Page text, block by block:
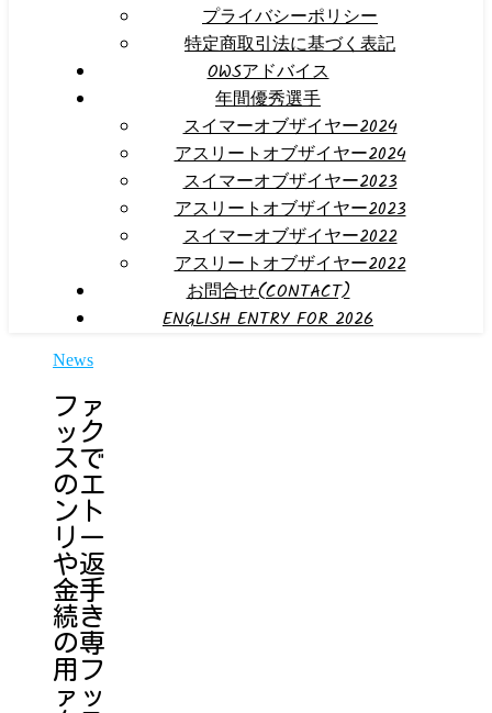
プライバシーポリシー
特定商取引法に基づく表記
OWSアドバイス
年間優秀選手
スイマーオブザイヤー2024
アスリートオブザイヤー2024
スイマーオブザイヤー2023
アスリートオブザイヤー2023
スイマーオブザイヤー2022
アスリートオブザイヤー2022
お問合せ(CONTACT)
ENGLISH ENTRY FOR 2026
News
ファ
ック
スで
のエ
ント
リー
や返
金手
続き
の専
用フ
ァッ